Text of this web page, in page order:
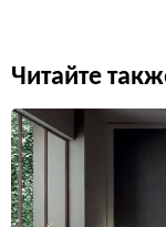
Читайте